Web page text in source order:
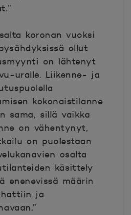
koronan vuoksi
ollut
on lähtenyt
uralle. Liikenne- ja
kokonaistilanne
sama, sillä vaikka
on vähentynyt,
on puolestaan
osalta
käsittely
enenevissä määrin
ja